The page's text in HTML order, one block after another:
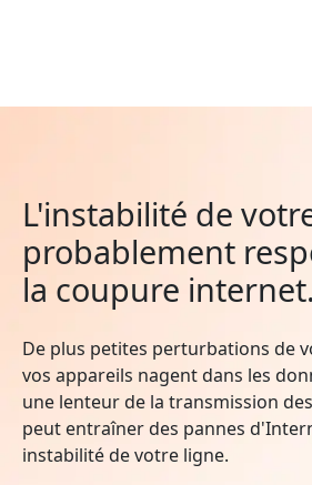
L'instabilité de
probablement
la coupure internet.
De plus petites perturbations de
vos appareils nagent dans les
une lenteur de la transmission
peut entraîner des pannes
instabilité de votre ligne.